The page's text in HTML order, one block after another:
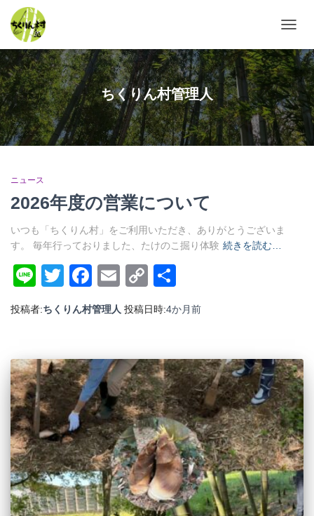
ビ
ゲ
ー
シ
ョ
ン
を
切
ちくりん村管理人
ニュース
2026年度の営業について
いつも「ちくりん村」をご利用いただき、ありがとうございま
す。 毎年行っておりました、たけのこ掘り体験 続きを読む…
LineTwitterFacebook
EmailCopy
Link 有
投稿者:ちくりん村管理人 投稿日時:4か月前